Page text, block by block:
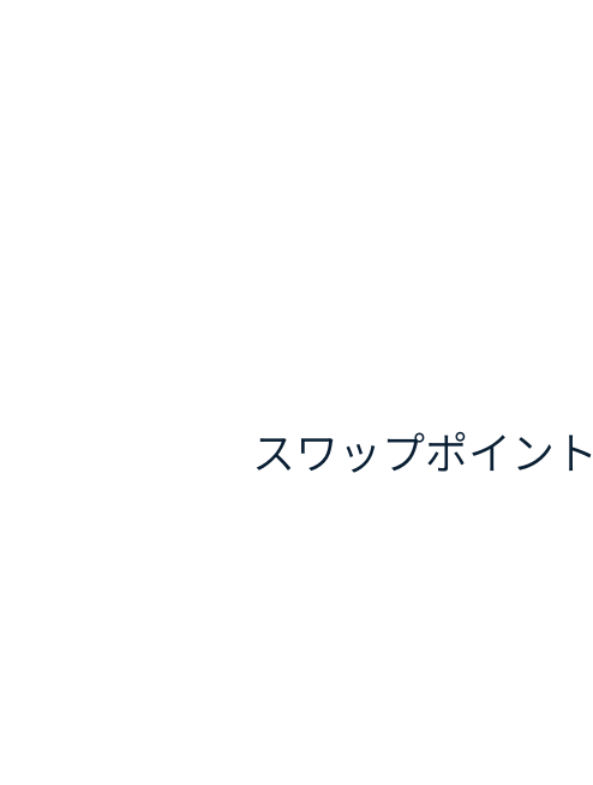
スワップポイント